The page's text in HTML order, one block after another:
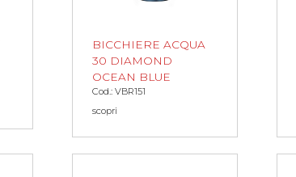
BICCHIERE ACQUA
30 DIAMOND
OCEAN BLUE
Cod.: VBR151
scopri